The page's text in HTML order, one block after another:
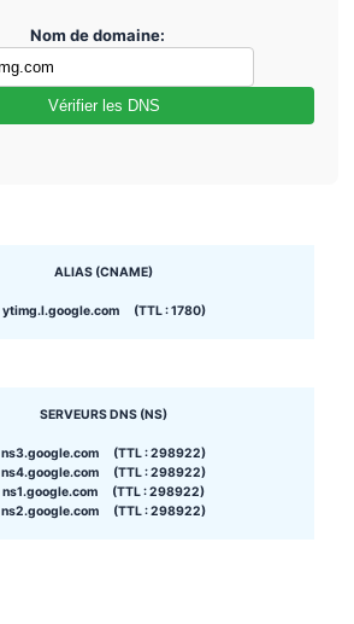
Nom de domaine:
Vérifier les DNS
ALIAS (CNAME)
ytimg.l.google.com (TTL : 1780)
SERVEURS DNS (NS)
ns3.google.com (TTL : 298922)
ns4.google.com (TTL : 298922)
ns1.google.com (TTL : 298922)
ns2.google.com (TTL : 298922)